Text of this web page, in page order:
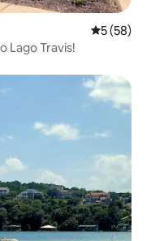
5 de uma
5 (58)
Lago Travis!